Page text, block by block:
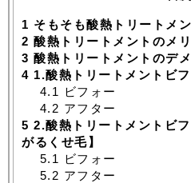
1 そもそも酸熱トリートメ
2 酸熱トリートメントのメ
3 酸熱トリートメントのデ
4 1.酸熱トリートメントビ
4.1 ビフォー
4.2 アフター
5 2.酸熱トリートメントビ
がるくせ毛】
5.1 ビフォー
5.2 アフター